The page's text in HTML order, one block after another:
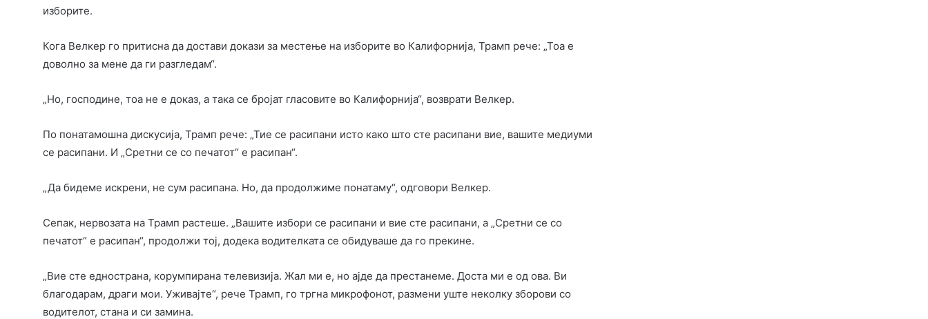
изборите.
Кога Велкер го притисна да достави докази за местење на изборите во Калифорнија, Трамп рече: „Тоа е
доволно за мене да ги разгледам“.
„Но, господине, тоа не е доказ, а така се бројат гласовите во Калифорнија“, возврати Велкер.
По понатамошна дискусија, Трамп рече: „Тие се расипани исто како што сте расипани вие, вашите медиуми
се расипани. И „Сретни се со печатот“ е расипан“.
„Да бидеме искрени, не сум расипана. Но, да продолжиме понатаму“, одговори Велкер.
Сепак, нервозата на Трамп растеше. „Вашите избори се расипани и вие сте расипани, а „Сретни се со
печатот“ е расипан“, продолжи тој, додека водителката се обидуваше да го прекине.
„Вие сте еднострана, корумпирана телевизија. Жал ми е, но ајде да престанеме. Доста ми е од ова. Ви
благодарам, драги мои. Уживајте“, рече Трамп, го тргна микрофонот, размени уште неколку зборови со
водителот, стана и си замина.